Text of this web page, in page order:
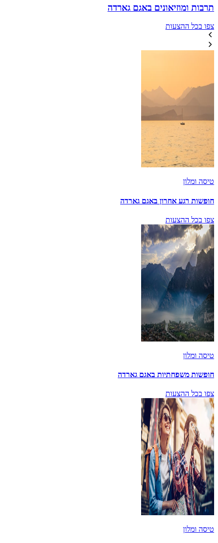
תרבות ומוזיאונים באגם גארדה
צפו בכל ההצעות
טיסה ומלון
חופשות רגע אחרון באגם גארדה
צפו בכל ההצעות
טיסה ומלון
חופשות משפחתיות באגם גארדה
צפו בכל ההצעות
טיסה ומלון